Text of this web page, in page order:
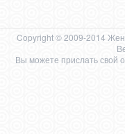
Copyright © 2009-2014
Вы можете прислать свой